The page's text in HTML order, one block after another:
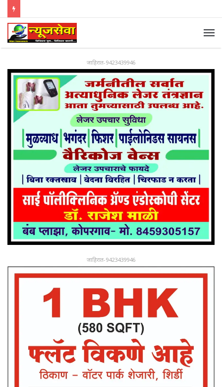
जाहिरात-9423439946
जाहिरात-9423439946